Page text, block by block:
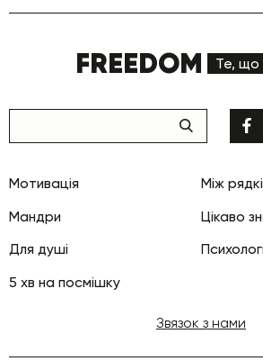
FREEDOM Те, що
Мотивація
Між
Мандри
Цікаво
Для душі
5 хв на посмішку
Звязок з нами